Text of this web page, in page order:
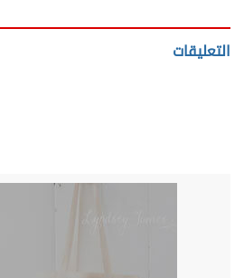
التعليقات